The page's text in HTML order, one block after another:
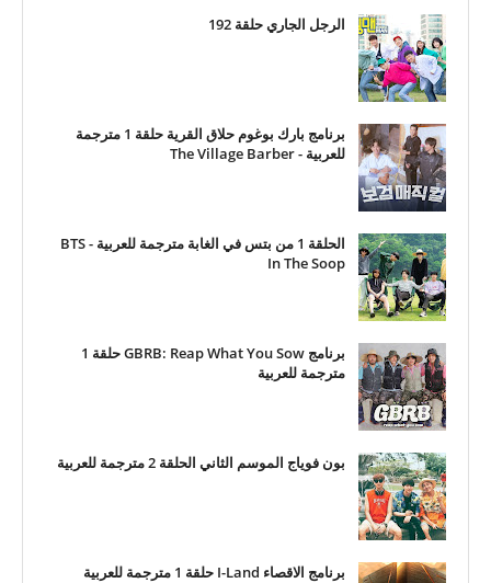
الرجل الجاري حلقة 192
برنامج بارك بوغوم حلاق القرية حلقة 1 مترجمة
للعربية - The Village Barber
الحلقة 1 من بتس في الغابة مترجمة للعربية - BTS
In The Soop
برنامج GBRB: Reap What You Sow حلقة 1
مترجمة للعربية
بون فوياج الموسم الثاني الحلقة 2 مترجمة للعربية
برنامج الاقصاء I-Land حلقة 1 مترجمة للعربية